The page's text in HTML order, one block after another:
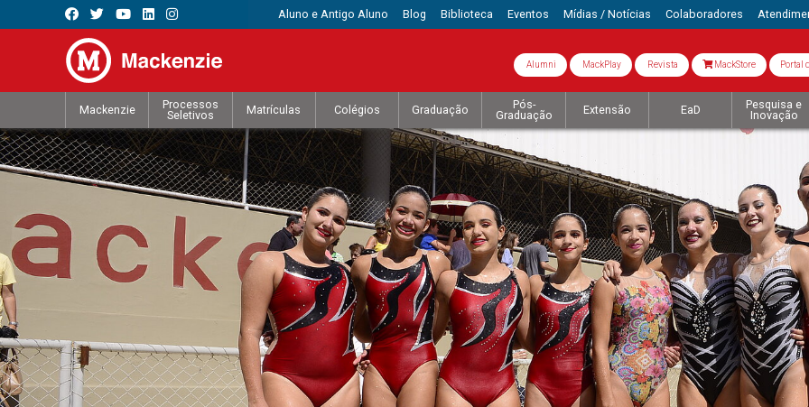
Aluno e Antigo Aluno Blog Biblioteca Eventos Mídias / Notícias Colaboradores
Alumni MackPlay Revista MackStore Portal
Mackenzie
Processos
Seletivos
Matrículas Colégios Graduação
Pós-
Graduação
Extensão EaD
Pesquisa e
Inovação